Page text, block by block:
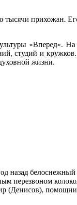
прихожан.
«Вперед».
студий и
жизни.
назад
перезвоном